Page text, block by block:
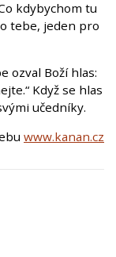
kdybychom tu
tebe, jeden pro
ozval Boží hlas:
Když se hlas
učedníky.
www.kanan.cz